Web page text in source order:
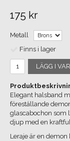
175 kr
Metall
Finns i lager
LÄGG I
Elegant halsband
föreställande
glascabochon som
djup med en
Leraje är en